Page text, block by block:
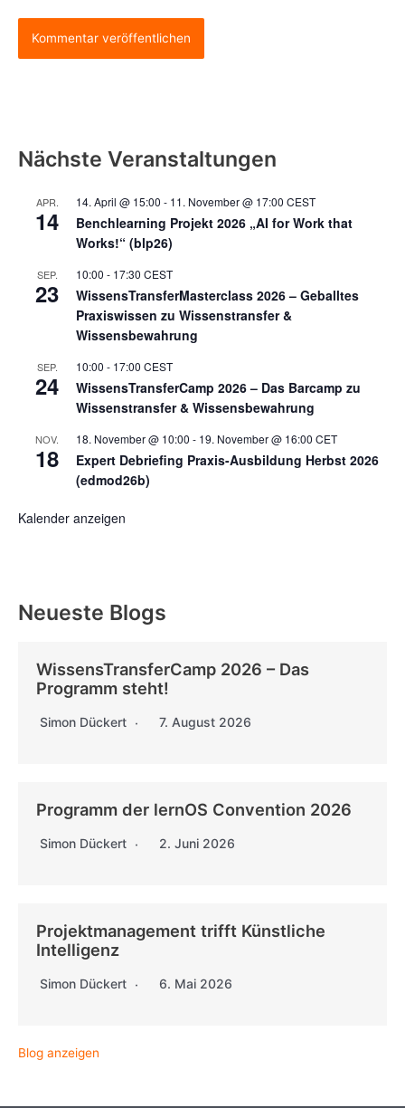
Nächste Veranstaltungen
APR.
14
14. April @ 15:00 - 11. November @ 17:00 CEST
Benchlearning Projekt 2026 „AI for Work that
Works!“ (blp26)
SEP.
23
10:00 - 17:30 CEST
WissensTransferMasterclass 2026 – Geballtes
Praxiswissen zu Wissenstransfer &
Wissensbewahrung
SEP.
24
10:00 - 17:00 CEST
WissensTransferCamp 2026 – Das Barcamp zu
Wissenstransfer & Wissensbewahrung
NOV.
18
18. November @ 10:00 - 19. November @ 16:00 CET
Expert Debriefing Praxis-Ausbildung Herbst 2026
(edmod26b)
Kalender anzeigen
Neueste Blogs
WissensTransferCamp 2026 – Das
Programm steht!
Simon Dückert 7. August 2026
Programm der lernOS Convention 2026
Simon Dückert 2. Juni 2026
Projektmanagement trifft Künstliche
Intelligenz
Simon Dückert 6. Mai 2026
Blog anzeigen